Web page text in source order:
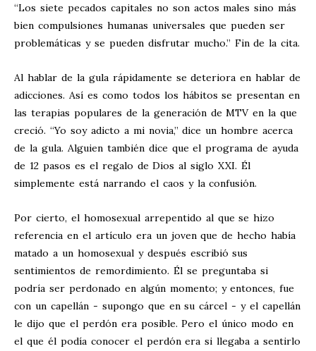
“Los siete pecados capitales no son actos males sino más
bien compulsiones humanas universales que pueden ser
problemáticas y se pueden disfrutar mucho.” Fin de la cita.
Al hablar de la gula rápidamente se deteriora en hablar de
adicciones. Así es como todos los hábitos se presentan en
las terapias populares de la generación de MTV en la que
creció. “Yo soy adicto a mi novia,” dice un hombre acerca
de la gula. Alguien también dice que el programa de ayuda
de 12 pasos es el regalo de Dios al siglo XXI. Él
simplemente está narrando el caos y la confusión.
Por cierto, el homosexual arrepentido al que se hizo
referencia en el artículo era un joven que de hecho había
matado a un homosexual y después escribió sus
sentimientos de remordimiento. Él se preguntaba si
podría ser perdonado en algún momento; y entonces, fue
con un capellán - supongo que en su cárcel - y el capellán
le dijo que el perdón era posible. Pero el único modo en
el que él podía conocer el perdón era si llegaba a sentirlo